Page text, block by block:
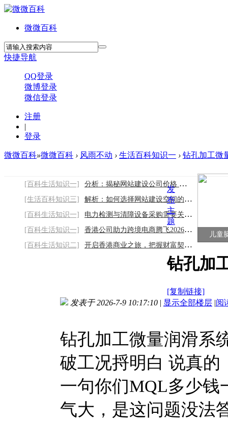
微微百科
快捷导航
QQ登录
微博登录
微信登录
注册
|
登录
微微百科»微微百科 › 风雨不动 › 生活百科知识一 › 钻孔加工微
[百科生活知识一]
分析：揭秘网站建设公司价格 如何选择比较
[生活百科知识三]
解析：如何选择网站建设空间的大小
[百科生活知识一]
电力检测与清障设备采购需要关注哪些因素
[百科生活知识一]
香港公司助力跨境电商腾飞2026/8/7
[百科生活知识二]
开启香港商业之旅，把握财富契机2026/8/7
儿童
发
布
主
题
钻孔加
[复制链接]
发表于 2026-7-9 10:17:10 | 显示全部楼层 |阅
钻孔加工微量润滑系
破工况捋明白 说真
一句你们MQL多少钱
气大，是这问题没法